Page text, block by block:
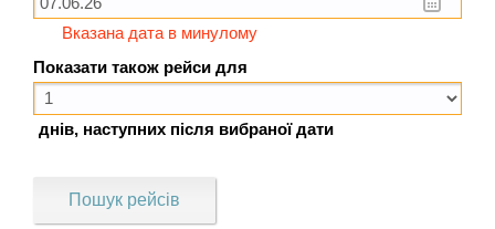
Вказана дата в минулому
Показати також рейси для
днів, наступних після вибраної дати
Пошук рейсів